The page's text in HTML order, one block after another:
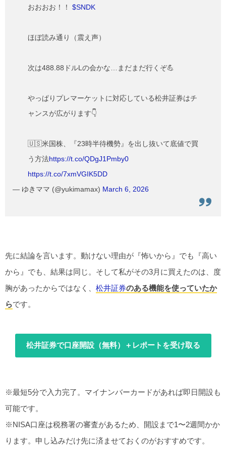
おおおお！！ $SNDK
ほぼ読み通り（震え声）
次は488.88ドルLの会かな…まだまだ行くぞ💪
やっぱりプレマーケットに対応している松井証券はチ
ャンスが広がります👇
🇺🇸米国株、『23時半待機勢』を出し抜いて底値で買
う方法https://t.co/QDgJ1Pmby0
https://t.co/7xmVGIK5DD
— ゆきママ (@yukimamax) March 6, 2026
先に結論を言います。動けない理由が『怖いから』でも『高い
から』でも、結果は同じ。そして私がその3月に買えたのは、度
胸があったからではなく、 松井証券のある機能を使っていたか
らです。
松井証券で口座開設（無料）＋レポートを受け取る
※最短5分で入力完了。マイナンバーカードがあれば即日開設も
可能です。
※NISA口座は税務署の審査があるため、開設まで1〜2週間かか
ります。申し込みだけ先に済ませておくのがおすすめです。